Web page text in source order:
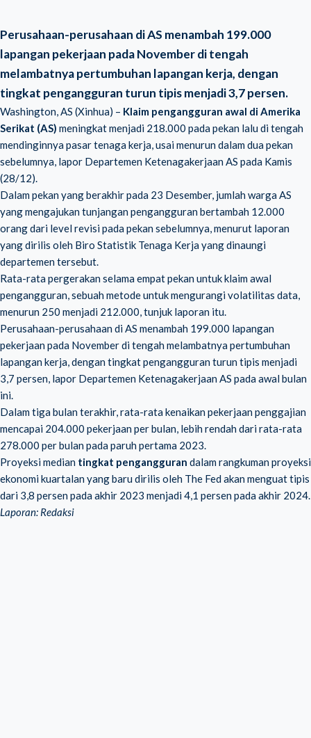
Perusahaan-perusahaan di AS menambah 199.000
lapangan pekerjaan pada November di tengah
melambatnya pertumbuhan lapangan kerja, dengan
tingkat pengangguran turun tipis menjadi 3,7 persen.
Washington, AS (Xinhua) – Klaim pengangguran awal di Amerika
Serikat (AS) meningkat menjadi 218.000 pada pekan lalu di tengah
mendinginnya pasar tenaga kerja, usai menurun dalam dua pekan
sebelumnya, lapor Departemen Ketenagakerjaan AS pada Kamis
(28/12).
Dalam pekan yang berakhir pada 23 Desember, jumlah warga AS
yang mengajukan tunjangan pengangguran bertambah 12.000
orang dari level revisi pada pekan sebelumnya, menurut laporan
yang dirilis oleh Biro Statistik Tenaga Kerja yang dinaungi
departemen tersebut.
Rata-rata pergerakan selama empat pekan untuk klaim awal
pengangguran, sebuah metode untuk mengurangi volatilitas data,
menurun 250 menjadi 212.000, tunjuk laporan itu.
Perusahaan-perusahaan di AS menambah 199.000 lapangan
pekerjaan pada November di tengah melambatnya pertumbuhan
lapangan kerja, dengan tingkat pengangguran turun tipis menjadi
3,7 persen, lapor Departemen Ketenagakerjaan AS pada awal bulan
ini.
Dalam tiga bulan terakhir, rata-rata kenaikan pekerjaan penggajian
mencapai 204.000 pekerjaan per bulan, lebih rendah dari rata-rata
278.000 per bulan pada paruh pertama 2023.
Proyeksi median tingkat pengangguran dalam rangkuman proyeksi
ekonomi kuartalan yang baru dirilis oleh The Fed akan menguat tipis
dari 3,8 persen pada akhir 2023 menjadi 4,1 persen pada akhir 2024.
Laporan: Redaksi